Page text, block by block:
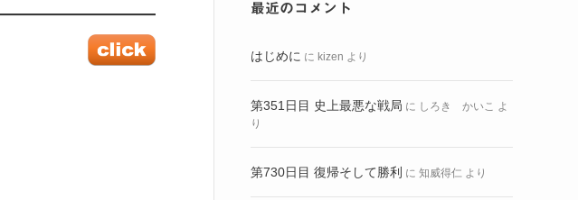
最近のコメント
はじめに に kizen より
第351日目 史上最悪な戦局 に しろき かいこ よ
り
第730日目 復帰そして勝利 に 知威得仁 より